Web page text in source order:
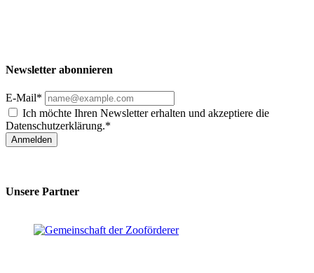
Newsletter abonnieren
E-Mail*
Ich möchte Ihren Newsletter erhalten und akzeptiere die
Datenschutzerklärung.*
Anmelden
Unsere Partner